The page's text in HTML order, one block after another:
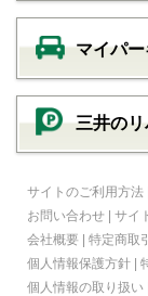
マイパ
三井の
サイトのご利用方法
お問い合わせ | サイ
会社概要 | 特定商取
個人情報保護方針 |
個人情報の取り扱い